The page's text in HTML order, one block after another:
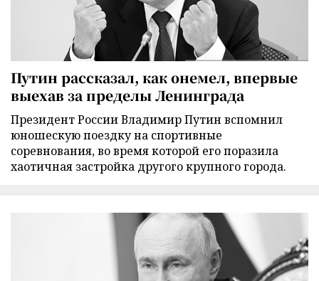
Путин рассказал, как онемел, впервые
выехав за пределы Ленинграда
Президент России Владимир Путин вспомнил
юношескую поездку на спортивные
соревнования, во время которой его поразила
хаотичная застройка другого крупного города.